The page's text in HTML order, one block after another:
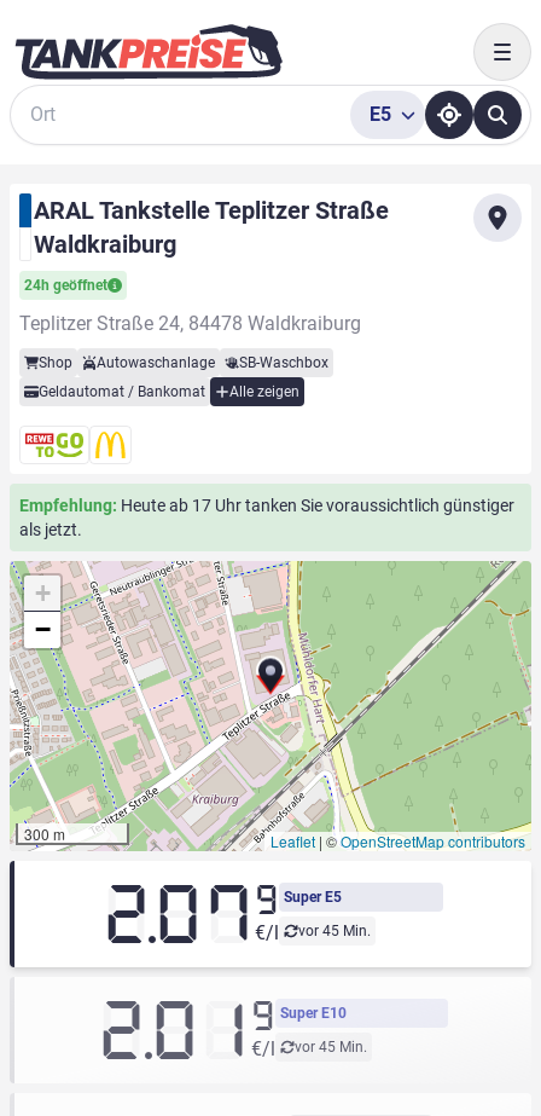
Suche
E5
ARAL Tankstelle Teplitzer Straße
Waldkraiburg
24h geöffnet
Teplitzer Straße 24, 84478 Waldkraiburg
Shop Autowaschanlage
SB-Waschbox
Geldautomat / Bankomat
Alle zeigen
Empfehlung: Heute ab 17 Uhr tanken Sie voraussichtlich günstiger
als jetzt.
+
−
300 m Leaflet | ©OpenStreetMap contributors
Super E5
vor 45 Min.
2.079
€/l
Super E10
vor 45 Min.
2.01 9
€/l